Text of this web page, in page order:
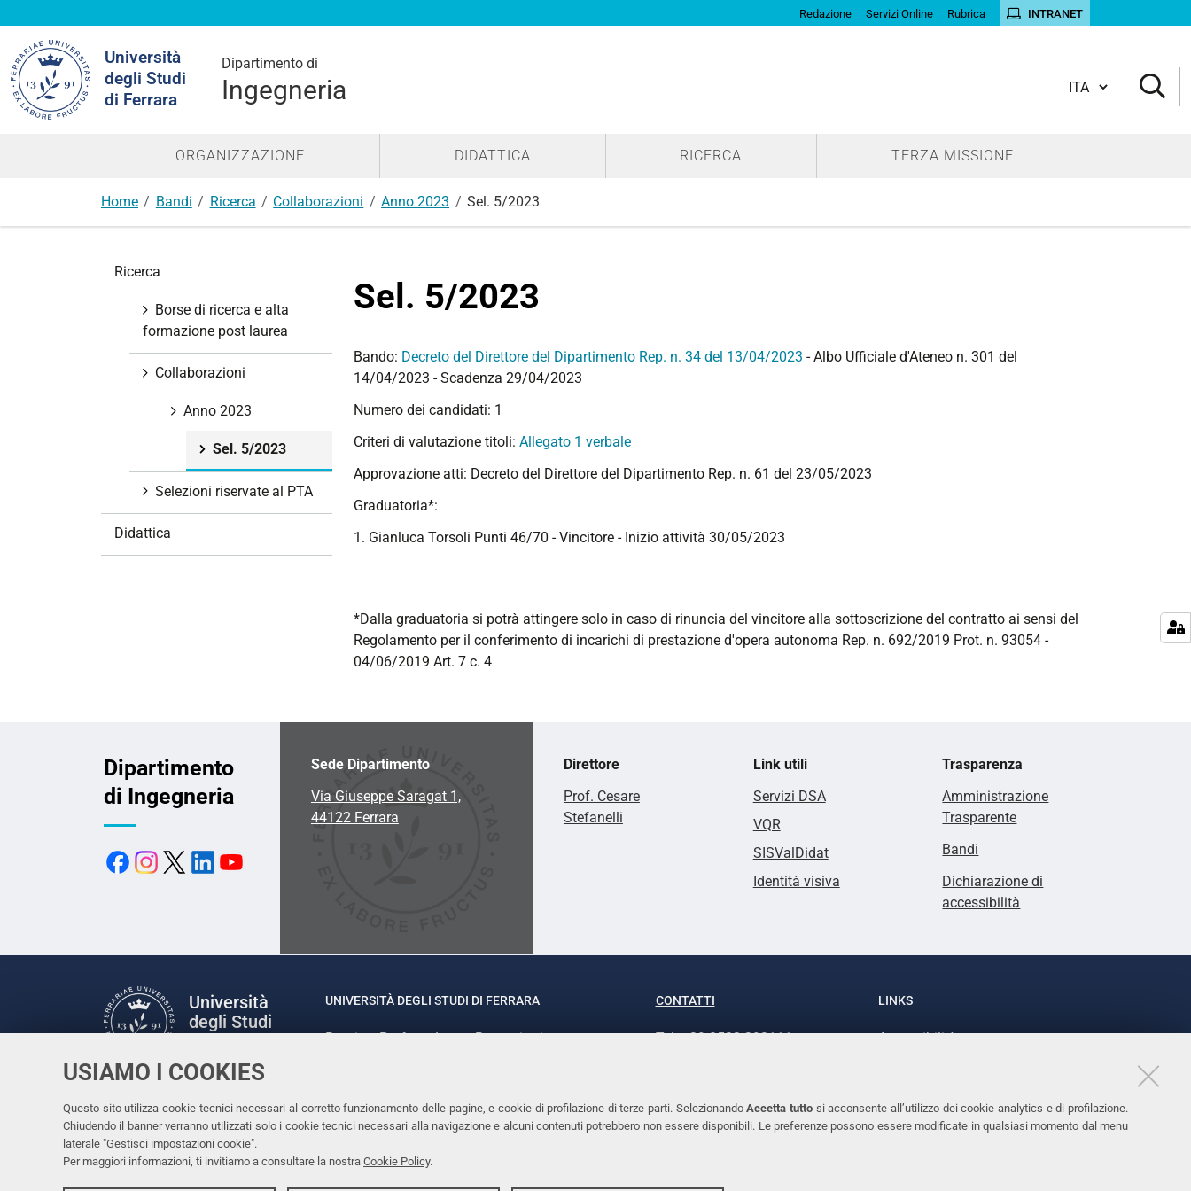
USIAMO I COOKIES
Questo sito utilizza cookie tecnici necessari al corretto funzionamento delle pagine, e cookie di profilazione di terze parti. SelezionandoAccetta tutto si acconsente all’utilizzo dei cookie analytics e di profilazione.
Chiudendo il banner verranno utilizzati solo i cookie tecnici necessari alla navigazione e alcuni contenuti potrebbero non essere disponibili. Le preferenze possono essere modificate in qualsiasi momento dal menu
laterale "Gestisci impostazioni cookie".
Per maggiori informazioni, ti invitiamo a consultare la nostra Cookie Policy.
Redazione Servizi Online Rubrica INTRANET
Università
degli Studi
di Ferrara
Dipartimento di
Ingegneria
nel
sito
Cambia lingua
ORGANIZZAZIONE DIDATTICA RICERCA TERZA MISSIONE
Home Bandi Ricerca Collaborazioni Anno 2023 Sel. 5/2023
Sel. 5/2023
Bando: Decreto del Direttore del Dipartimento Rep. n. 34 del 13/04/2023 - Albo Ufficiale d'Ateneo n. 301 del
14/04/2023 - Scadenza 29/04/2023
Numero dei candidati: 1
Criteri di valutazione titoli: Allegato 1 verbale
Approvazione atti: Decreto del Direttore del Dipartimento Rep. n. 61 del 23/05/2023
Graduatoria*:
1. Gianluca Torsoli Punti 46/70 - Vincitore - Inizio attività 30/05/2023
*Dalla graduatoria si potrà attingere solo in caso di rinuncia del vincitore alla sottoscrizione del contratto ai sensi del
Regolamento per il conferimento di incarichi di prestazione d'opera autonoma Rep. n. 692/2019 Prot. n. 93054 -
04/06/2019 Art. 7 c. 4
Ricerca
Borse di ricerca e alta
formazione post laurea
Collaborazioni
Anno 2023
Sel. 5/2023
Selezioni riservate al PTA
Didattica
Dipartimento
di Ingegneria
Sede Dipartimento
Via Giuseppe Saragat 1,
44122 Ferrara
Direttore
Prof. Cesare
Stefanelli
Link utili
Servizi DSA
VQR
SISValDidat
Identità visiva
Trasparenza
Amministrazione
Trasparente
Bandi
Dichiarazione di
accessibilità
Università
degli Studi
Facebook
LinkedinInstagram
Youtube
UNIVERSITÀ DEGLI STUDI DI FERRARA
Rettrice: Prof.ssa Laura Ramaciotti
CONTATTI
Tel. +39 0532 293111
LINKS
Accessibilità
Cookies